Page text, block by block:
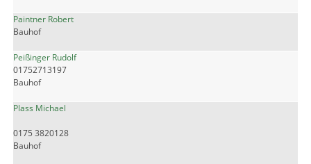
Paintner Robert
Bauhof
Peißinger Rudolf
01752713197
Bauhof
Plass Michael
0175 3820128
Bauhof